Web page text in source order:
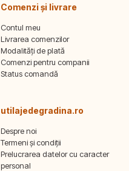
Comenzi și livrare
Contul meu
Livrarea comenzilor
Modalități de plată
Comenzi pentru companii
Status comandă
utilajedegradina.ro
Despre noi
Termeni și condiții
Prelucrarea datelor cu caracter
personal